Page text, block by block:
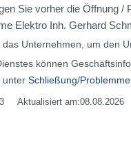
Sie vorher die Öffnung
Elektro Inh. Gerhard
Unternehmen, um den
können
unter Schließung/
Aktualisiert am:08.08.2026